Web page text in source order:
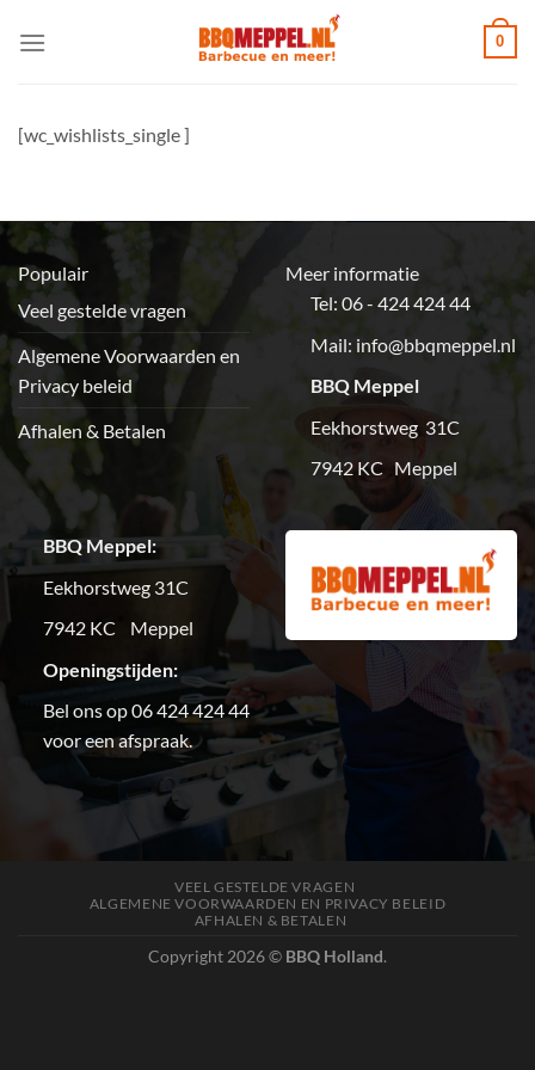
naar
0
[wc_wishlists_single ]
Populair
Veel gestelde vragen
Algemene Voorwaarden en
Privacy beleid
Afhalen & Betalen
Meer informatie
Tel: 06 - 424 424 44
Mail: info@bbqmeppel.nl
BBQ Meppel
Eekhorstweg 31C
7942 KC Meppel
BBQ Meppel:
Eekhorstweg 31C
7942 KC Meppel
Openingstijden:
Bel ons op 06 424 424 44
voor een afspraak.
VEEL GESTELDE VRAGEN
ALGEMENE VOORWAARDEN EN PRIVACY BELEID
AFHALEN & BETALEN
Copyright 2026 © BBQ Holland.